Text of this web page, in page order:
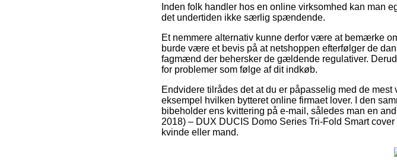
Inden folk handler hos en online virksomhed kan man
det undertiden ikke særlig spændende.
Et nemmere alternativ kunne derfor være at bemærke
burde være et bevis på at netshoppen efterfølger de
fagmænd der behersker de gældende regulativer.
for problemer som følge af dit indkøb.
Endvidere tilrådes det at du er påpasselig med de
eksempel hvilken bytteret online firmaet lover. I den
bibeholder ens kvittering på e-mail, således man en
2018) – DUX DUCIS Domo Series Tri-Fold Smart
kvinde eller mand.